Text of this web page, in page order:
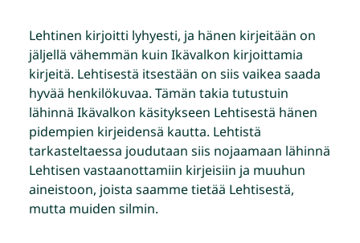
Lehtinen kirjoitti lyhyesti, ja hänen kirjeitään on
jäljellä vähemmän kuin Ikävalkon kirjoittamia
kirjeitä. Lehtisestä itsestään on siis vaikea saada
hyvää henkilökuvaa. Tämän takia tutustuin
lähinnä Ikävalkon käsitykseen Lehtisestä hänen
pidempien kirjeidensä kautta. Lehtistä
tarkasteltaessa joudutaan siis nojaamaan lähinnä
Lehtisen vastaanottamiin kirjeisiin ja muuhun
aineistoon, joista saamme tietää Lehtisestä,
mutta muiden silmin.